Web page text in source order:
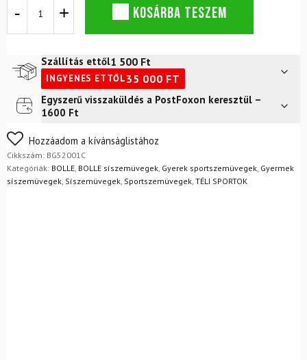
BOLLÉ
2.
mennyiség
KOSÁRBA TESZEM
Szállítás ettől1 500 Ft
INGYENES ETTŐL35 000 FT
Futár a címre2 400
FoxPost
Egyszerű visszaküldés a PostFoxon keresztül –
1600 Ft
Nem biztos a választásában? Semmi gond – a terméket
egyszerűen visszaküldheti 14 napon belül, indoklás nélkül.
Mik a visszaküldés feltételei?
Hozzáadom a kívánságlistához
Cikkszám: BG52001C
Kategóriák: BOLLE BOLLE síszemüvegek Gyerek sportszemüvegek Gyermek
síszemüvegek Síszemüvegek Sportszemüvegek TÉLI SPORTOK